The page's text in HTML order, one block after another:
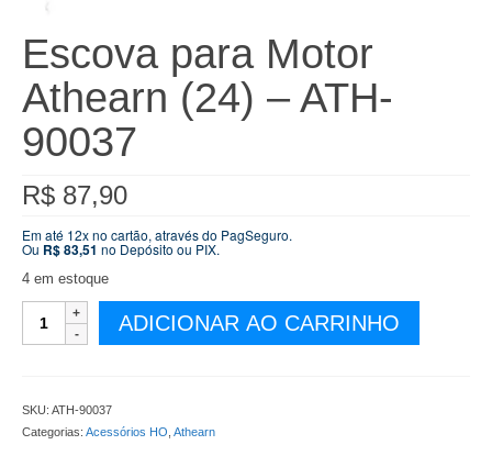
Escova para Motor
Athearn (24) – ATH-
90037
R$ 87,90
Em até 12x no cartão, através do PagSeguro.
Ou R$83,51 no Depósito ou PIX.
4 em estoque
Escova
para
ATH-
ADICIONAR AO CARRINHO
SKU: ATH-90037
Categorias: Acessórios HO Athearn